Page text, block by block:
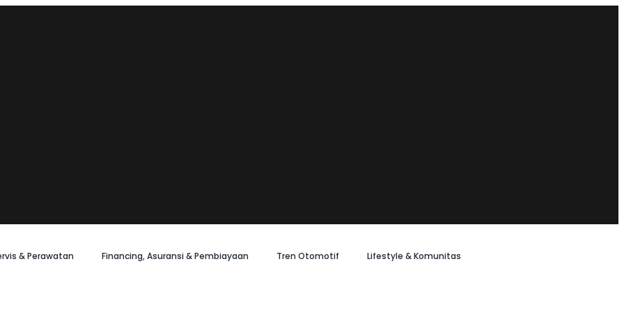
& Perawatan Financing, Asuransi & Pembiayaan Tren Otomotif Lifestyle & Komunitas